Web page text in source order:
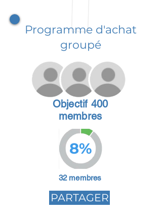
Programme d'achat
groupé
Objectif 400
membres
8%
32 membres
PARTAGER